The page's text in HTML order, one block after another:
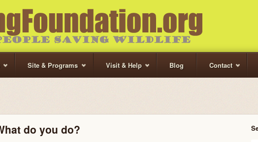
Site & Programs Visit & Help Blog Contact
do you do?